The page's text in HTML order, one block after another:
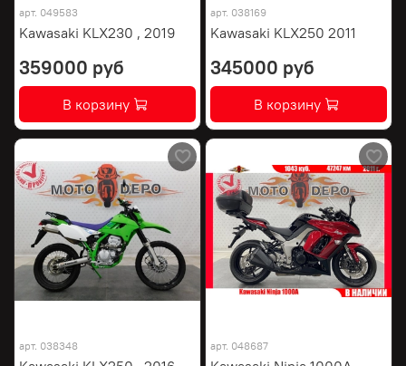
арт. 049583
Kawasaki KLX230 , 2019
359000 руб
В корзину
арт. 038169
Kawasaki KLX250 2011
345000 руб
В корзину
арт. 038348 арт. 048687